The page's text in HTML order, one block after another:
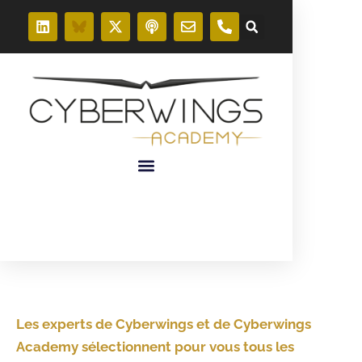
Les experts de Cyberwings et de Cyberwings
Academy sélectionnent pour vous tous les